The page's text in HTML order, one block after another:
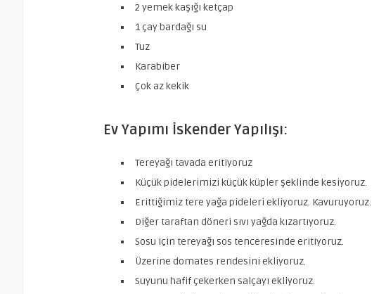
2 yemek kaşığı ketçap
1 çay bardağı su
Tuz
Karabiber
Çok az kekik
Ev Yapımı İskender Yapılışı:
Tereyağı tavada eritiyoruz
Küçük pidelerimizi küçük küpler şeklinde kesiyoruz.
Erittiğimiz tere yağa pideleri ekliyoruz. Kavuruyoruz.
Diğer taraftan döneri sıvı yağda kızartıyoruz.
Sosu için tereyağı sos tenceresinde eritiyoruz.
Üzerine domates rendesini ekliyoruz.
Suyunu hafif çekerken salçayı ekliyoruz.